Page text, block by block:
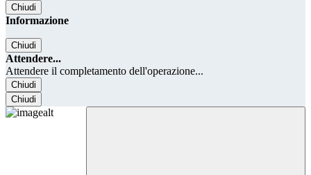
Chiudi
Informazione
Chiudi
Attendere...
Attendere il completamento dell'operazione...
Chiudi
Chiudi